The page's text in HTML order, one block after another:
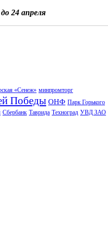
24 апреля
«Сенеж» минпромторг
Победы ОНФ Парк Горького
Сбербанк Таврида Техноград УВД ЗАО